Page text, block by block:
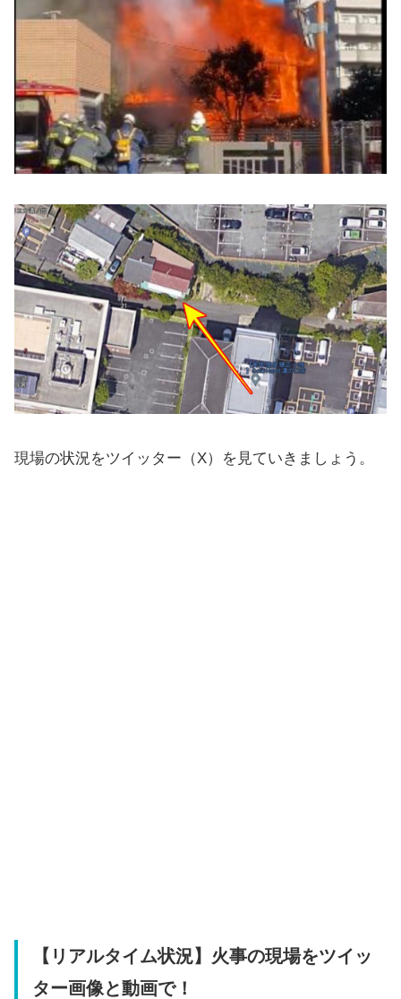
現場の状況をツイッター（X）を見ていきましょう。
【リアルタイム状況】火事の現場をツイッ
ター画像と動画で！